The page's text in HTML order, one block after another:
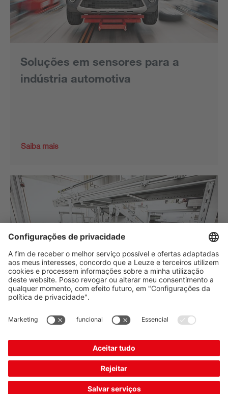
Soluções em sensores para a
indústria automotiva
Saiba mais
Soluções em sensores para
intralogística